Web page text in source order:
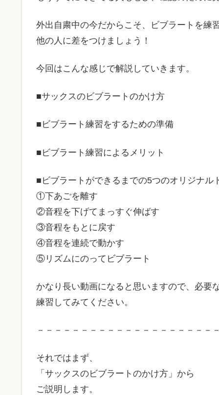
外出自粛中の今だからこそ、ビブラートを練
他の人に差をつけましょう！
今回はこんな感じで解説していきます。
■サックスのビブラートのかけ方
■ビブラート練習をするための準備
■ビブラート練習によるメリット
■ビブラートができるまでの5つのオリジナル
①下あごを離す
②音程を下げてまっすぐ伸ばす
③音程をもとに戻す
④音程を連続で動かす
⑤リズムにのってビブラート
かなり長い動画になると思いますので、必要
練習してみてください。
－－－－－－－－－－－－－－－－－－－－
それではまず、
「サックスのビブラートのかけ方」から
ご説明します。